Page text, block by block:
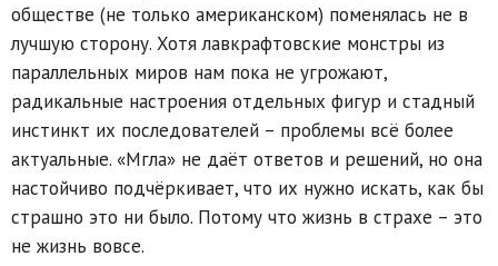
обществе (не только американском) поменялась не в
лучшую сторону. Хотя лавкрафтовские монстры из
параллельных миров нам пока не угрожают,
радикальные настроения отдельных фигур и стадный
инстинкт их последователей – проблемы всё более
актуальные. «Мгла» не даёт ответов и решений, но она
настойчиво подчёркивает, что их нужно искать, как бы
страшно это ни было. Потому что жизнь в страхе – это
не жизнь вовсе.